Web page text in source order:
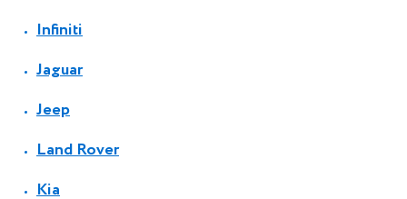
Infiniti
Jaguar
Jeep
Land Rover
Kia